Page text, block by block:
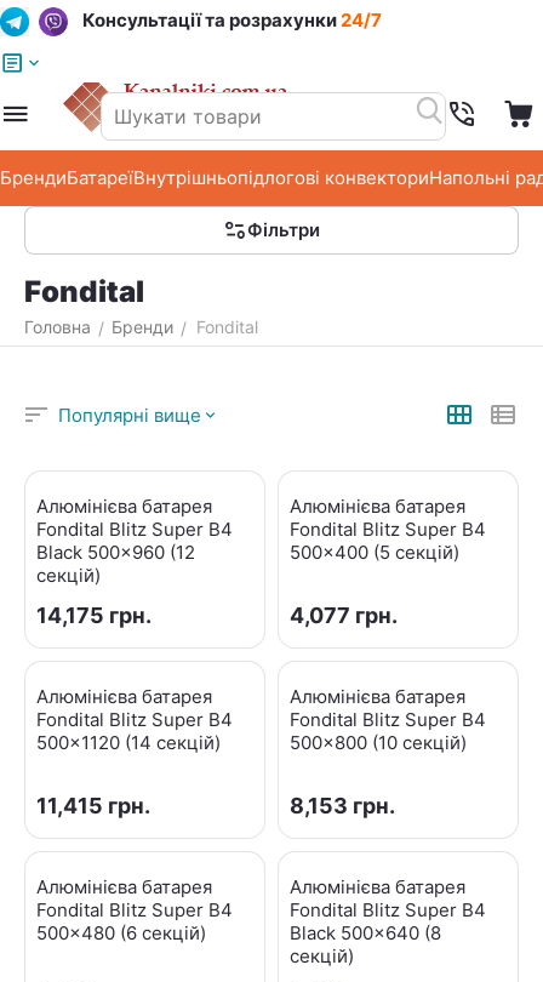
Консультації та розрахунки24/7
БрендиБатареїВнутрішньопідлогові конвекториНапольні
Фільтри
Fondital
Головна / Бренди / Fondital
Популярні вище
Алюмінієва батарея
Fondital Blitz Super B4
Black 500x960 (12
секцій)
14,175 грн.
Алюмінієва батарея
Fondital Blitz Super B4
500x400 (5 секцій)
4,077 грн.
Алюмінієва батарея
Fondital Blitz Super B4
500x1120 (14 секцій)
11,415 грн.
Алюмінієва батарея
Fondital Blitz Super B4
500x800 (10 секцій)
8,153 грн.
Алюмінієва батарея
Fondital Blitz Super B4
500x480 (6 секцій)
Алюмінієва батарея
Fondital Blitz Super B4
Black 500x640 (8
секцій)